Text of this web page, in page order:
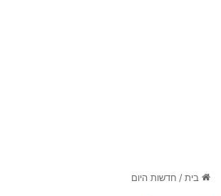
בית/ חדשות היום